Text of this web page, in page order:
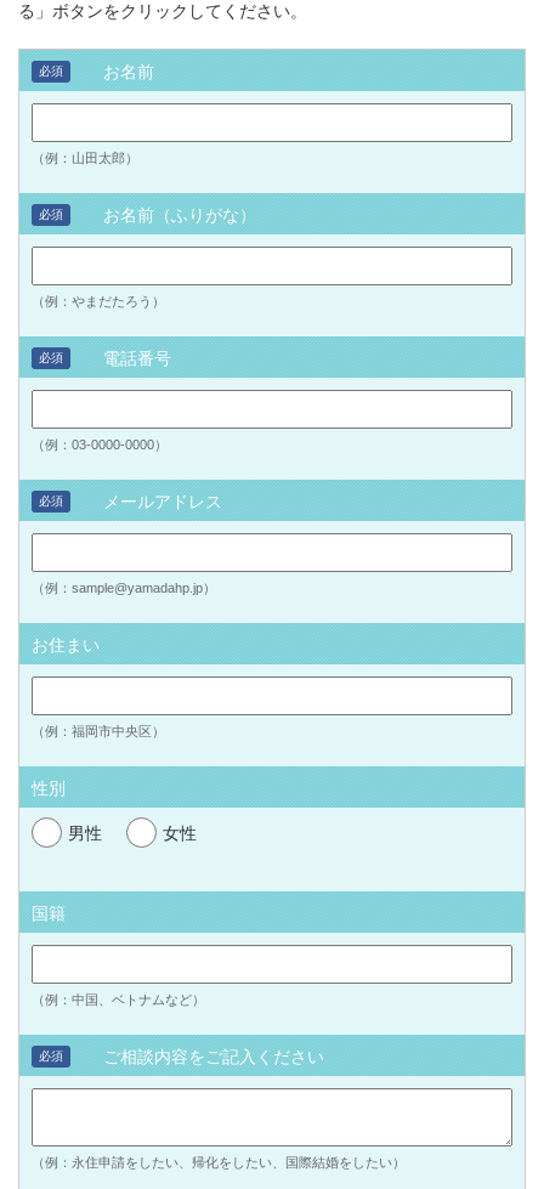
る」ボタンをクリックしてください。
お名前
必須
（例：山田太郎）
お名前（ふりがな）
必須
（例：やまだたろう）
電話番号
必須
（例：03-0000-0000）
メールアドレス
必須
（例：sample@yamadahp.jp）
お住まい
（例：福岡市中央区）
性別
男性 女性
国籍
（例：中国、ベトナムなど）
ご相談内容をご記入ください
必須
（例：永住申請をしたい、帰化をしたい、国際結婚をしたい）